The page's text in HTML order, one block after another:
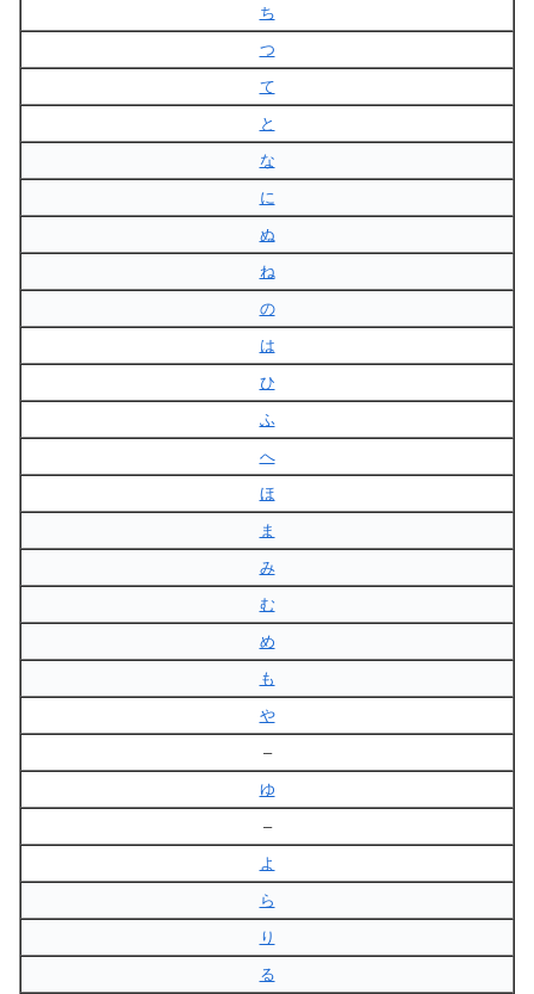
ち
つ
て
と
な
に
ぬ
ね
の
は
ひ
ふ
へ
ほ
ま
み
む
め
も
や
–
ゆ
–
よ
ら
り
る